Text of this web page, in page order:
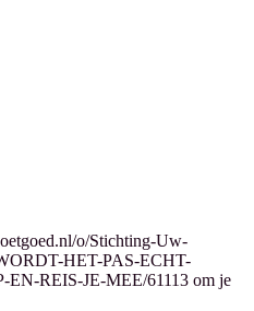
o/Stichting-Uw-
HET-PAS-ECHT-
REIS-JE-MEE/61113 om je